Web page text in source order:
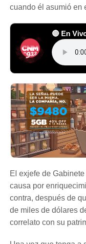
cuando él asumió en
🔴 En
El exjefe de
causa por
contra, después de
de miles de dólares
correlato con su